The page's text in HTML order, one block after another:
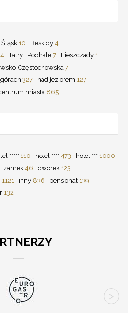
Śląsk 10 Beskidy 4
4 Tatry i Podhale 7 Bieszczady 1
Częstochowska 7
327 nad jeziorem 127
miasta 865
***** 110 hotel **** 473 hotel *** 1000
zamek 46 dworek 123
1121 inny 836 pensjonat 139
132